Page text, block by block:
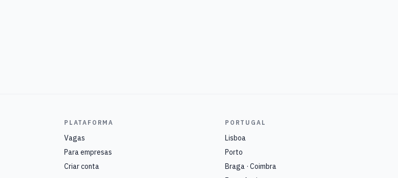
PLATAFORMA
Vagas
Para empresas
Criar conta
PORTUGAL
Lisboa
Porto
Braga · Coimbra